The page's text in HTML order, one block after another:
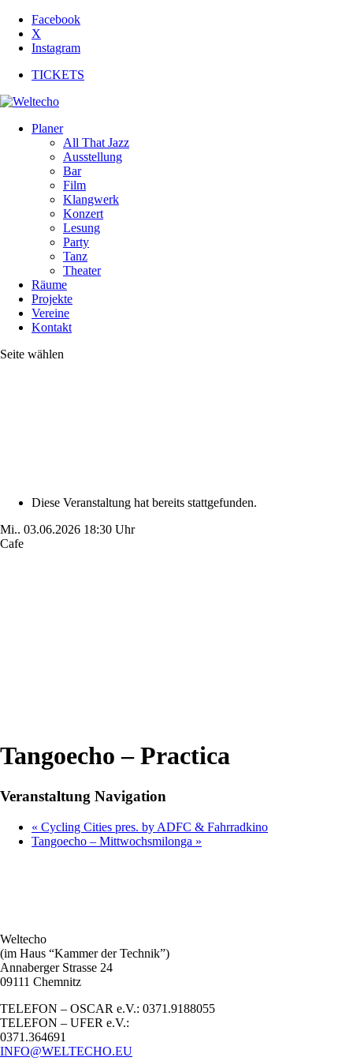
Facebook
X
Instagram
TICKETS
Planer
All That Jazz
Ausstellung
Bar
Film
Klangwerk
Konzert
Lesung
Party
Tanz
Theater
Räume
Projekte
Vereine
Kontakt
Seite wählen
Diese Veranstaltung hat bereits stattgefunden.
Mi.. 03.06.2026 18:30 Uhr
Cafe
Tangoecho – Practica
Veranstaltung Navigation
« Cycling Cities pres. by ADFC & Fahrradkino
Tangoecho – Mittwochsmilonga »
Weltecho
(im Haus “Kammer der Technik”)
Annaberger Strasse 24
09111 Chemnitz
TELEFON – OSCAR e.V.: 0371.9188055
TELEFON – UFER e.V.:
0371.364691
INFO@WELTECHO.EU